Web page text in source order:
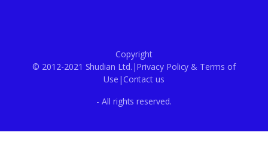
Copyright
© 2012-2021 Shudian Ltd.|Privacy Policy & Terms of
Use | Contact us
- All rights reserved.